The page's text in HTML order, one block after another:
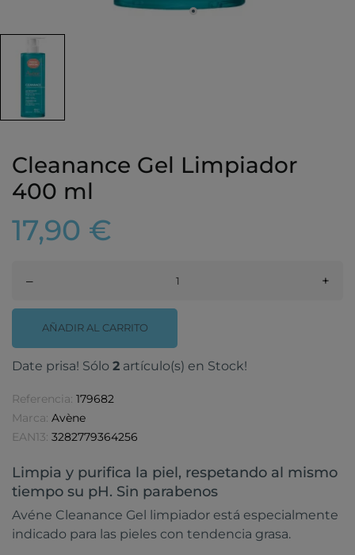
Cleanance Gel Limpiador
400 ml
17,90 €
– +
AÑADIR AL CARRITO
Date prisa! Sólo 2 artículo(s) en Stock!
Referencia: 179682
Marca: Avène
EAN13: 3282779364256
Limpia y purifica la piel, respetando al mismo
tiempo su pH. Sin parabenos
Avéne Cleanance Gel limpiador está especialmente
indicado para las pieles con tendencia grasa.